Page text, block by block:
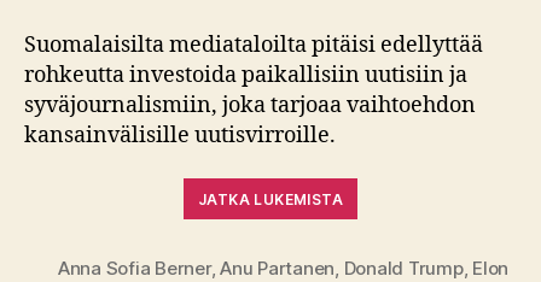
Suomalaisilta mediataloilta pitäisi edellyttää
rohkeutta investoida paikallisiin uutisiin ja
syväjournalismiin, joka tarjoaa vaihtoehdon
kansainvälisille uutisvirroille.
JATKA LUKEMISTA
Anna Sofia Berner,Anu Partanen, Donald Trump, Elon